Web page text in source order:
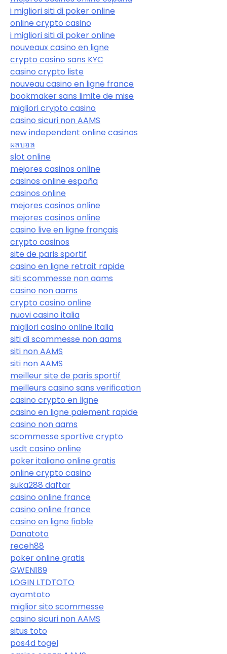
i migliori siti di poker online
online crypto casino
i migliori siti di poker online
nouveaux casino en ligne
crypto casino sans KYC
casino crypto liste
nouveau casino en ligne france
bookmaker sans limite de mise
migliori crypto casino
casino sicuri non AAMS
new independent online casinos
ผลบอล
slot online
mejores casinos online
casinos online españa
casinos online
mejores casinos online
mejores casinos online
casino live en ligne français
crypto casinos
site de paris sportif
casino en ligne retrait rapide
siti scommesse non aams
casino non aams
crypto casino online
nuovi casino italia
migliori casino online Italia
siti di scommesse non aams
siti non AAMS
siti non AAMS
meilleur site de paris sportif
meilleurs casino sans verification
casino crypto en ligne
casino en ligne paiement rapide
casino non aams
scommesse sportive crypto
usdt casino online
poker italiano online gratis
online crypto casino
suka288 daftar
casino online france
casino online france
casino en ligne fiable
Danatoto
receh88
poker online gratis
GWEN189
LOGIN LTDTOTO
ayamtoto
miglior sito scommesse
casino sicuri non AAMS
situs toto
pos4d togel